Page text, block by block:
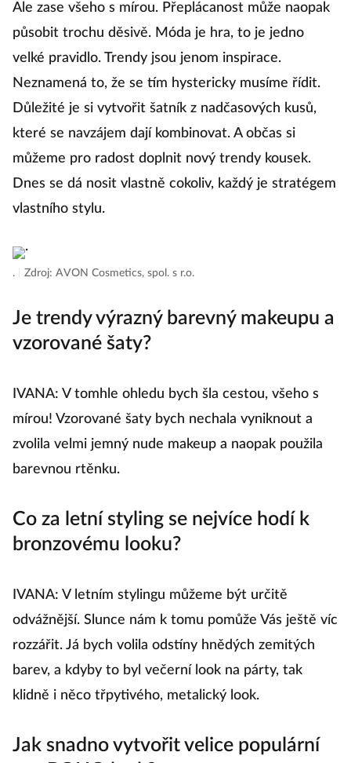
Ale zase všeho s mírou. Přeplácanost může naopak
působit trochu děsivě. Móda je hra, to je jedno
velké pravidlo. Trendy jsou jenom inspirace.
Neznamená to, že se tím hystericky musíme řídit.
Důležité je si vytvořit šatník z nadčasových kusů,
které se navzájem dají kombinovat. A občas si
můžeme pro radost doplnit nový trendy kousek.
Dnes se dá nosit vlastně cokoliv, každý je stratégem
vlastního stylu.
. Zdroj: AVON Cosmetics, spol. s r.o.
Je trendy výrazný barevný makeupu a
vzorované šaty?
IVANA: V tomhle ohledu bych šla cestou, všeho s
mírou! Vzorované šaty bych nechala vyniknout a
zvolila velmi jemný nude makeup a naopak použila
barevnou rtěnku.
Co za letní styling se nejvíce hodí k
bronzovému looku?
IVANA: V letním stylingu můžeme být určitě
odvážnější. Slunce nám k tomu pomůže Vás ještě víc
rozzářit. Já bych volila odstíny hnědých zemitých
barev, a kdyby to byl večerní look na párty, tak
klidně i něco třpytivého, metalický look.
Jak snadno vytvořit velice populární